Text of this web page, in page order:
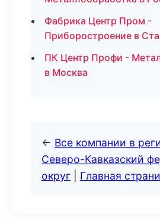
Фабрика Центр Пром -
Приборостроение в
ПК Центр Профи -
в Москва
← Все компании в
Северо-Кавказский
округ
Главная